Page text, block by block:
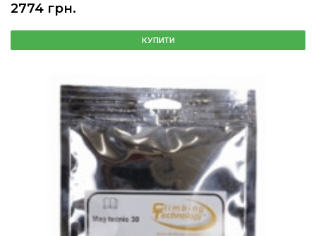
2774 грн.
КУПИТИ